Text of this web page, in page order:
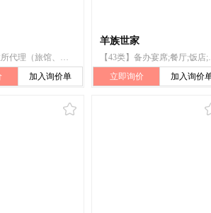
【43类】住所代理（旅馆、供膳寄宿处）;备办宴席;自助餐厅;寄宿处;饭店;餐馆;自助餐馆;快餐馆;流动饮食供应
加入询价单
羊族世家
【43类】备办宴
立即询价
加入询价